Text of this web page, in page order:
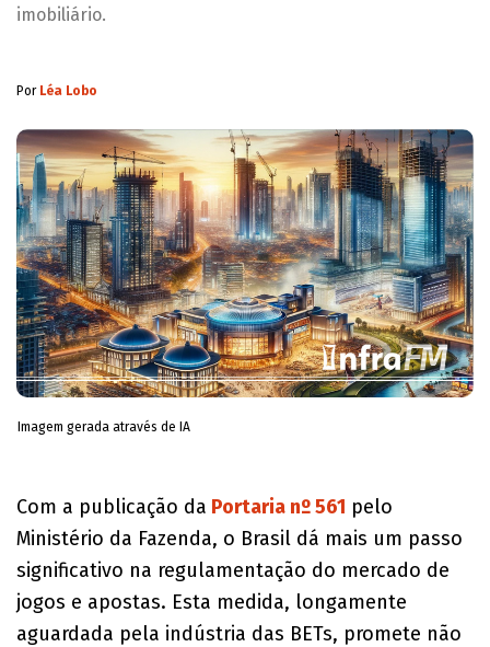
imobiliário.
PorLéa Lobo
Imagem gerada através de IA
Com a publicação da Portaria nº 561 pelo
Ministério da Fazenda, o Brasil dá mais um passo
significativo na regulamentação do mercado de
jogos e apostas. Esta medida, longamente
aguardada pela indústria das BETs, promete não